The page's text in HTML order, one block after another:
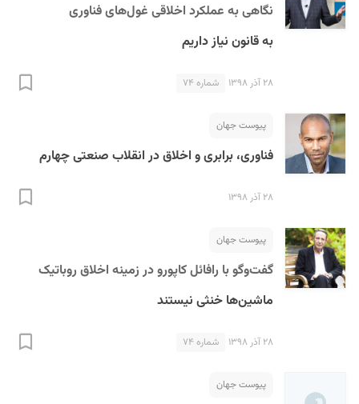
نگاهی به عملکرد اخلاقی غول‌های فناوری
به قانون نیاز داریم
۲۸ آذر ۱۳۹۸ شماره ۷۴
پیوست جهان
فناوری، برابری و اخلاق در انقلاب صنعتی چهارم
۲۸ آذر ۱۳۹۸
پیوست جهان
گفت‌وگو با رافائل کاپورو در زمینه اخلاق روباتیک
ماشین‌ها خنثی نیستند
۲۸ آذر ۱۳۹۸ شماره ۷۴
پیوست جهان